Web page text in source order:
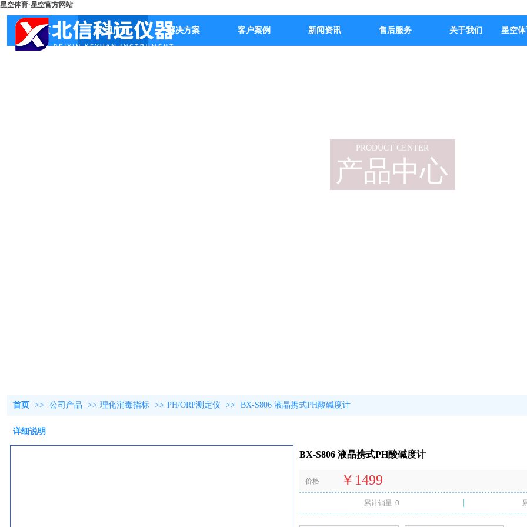
星空体育·星空官方网站
首页 公司产品 解决方案 客户案例 新闻资讯 售后服务 关于我们 星空体
产品中心
PRODUCT CENTER
首页 >> 公司产品 >> 理化消毒指标 >> PH/ORP测定仪 >> BX-S806 液晶携式PH酸碱度计
详细说明
BX-S806 液晶携式PH酸碱度计
价格 ￥1499
累计销量 0